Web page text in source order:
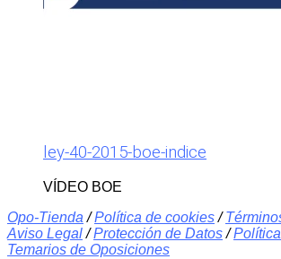
ley-40-2015-boe-indice
VÍDEO BOE
Opo-Tienda /Política de cookies/
Aviso Legal/Protección de Datos/
Temarios de Oposiciones